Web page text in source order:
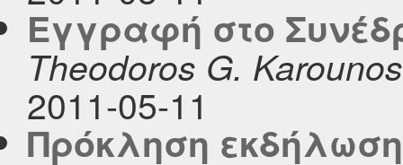
Εγγραφή στο
Theodoros G. Karounos
2011-05-11
Πρόκληση